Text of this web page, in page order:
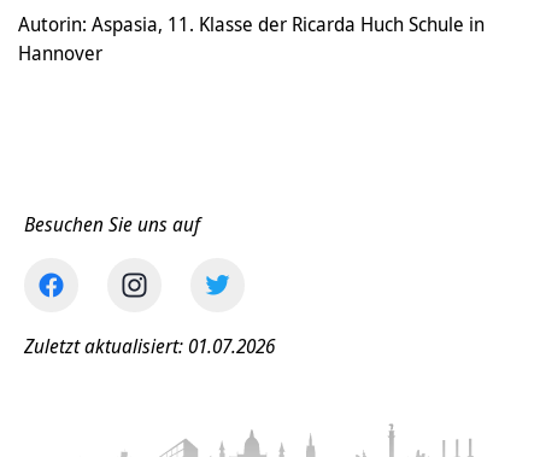
Autorin: Aspasia, 11. Klasse der Ricarda Huch Schule in
Hannover
Besuchen Sie uns auf
Zuletzt aktualisiert: 01.07.2026